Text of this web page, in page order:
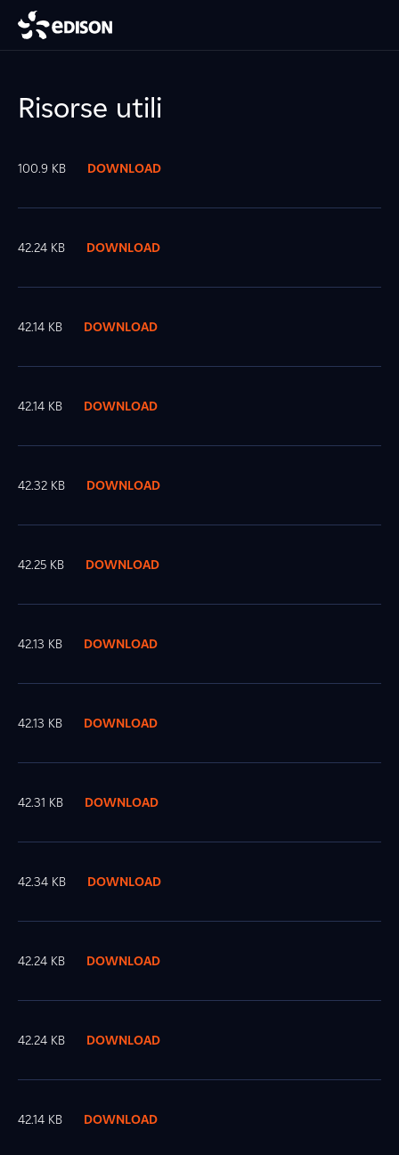
Risorse utili
100.9 KB DOWNLOAD
42.24 KB DOWNLOAD
42.14 KB DOWNLOAD
42.14 KB DOWNLOAD
42.32 KB DOWNLOAD
42.25 KB DOWNLOAD
42.13 KB DOWNLOAD
42.13 KB DOWNLOAD
42.31 KB DOWNLOAD
42.34 KB DOWNLOAD
42.24 KB DOWNLOAD
42.24 KB DOWNLOAD
42.14 KB DOWNLOAD